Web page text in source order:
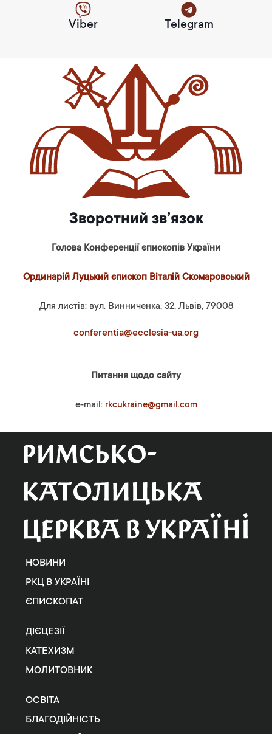
Viber Telegram
Зворотний зв’язок
Голова Конференції єпископів України
Ординарій Луцький єпископ Віталій Скомаровський
Для листів: вул. Винниченка, 32, Львів, 79008
conferentia@ecclesia-ua.org
Питання щодо сайту
e-mail: rkcukraine@gmail.com
НОВИНИ
РКЦ В УКРАЇНІ
ЄПИСКОПАТ
ДІЄЦЕЗІЇ
КАТЕХИЗМ
МОЛИТОВНИК
ОСВІТА
БЛАГОДІЙНІСТЬ